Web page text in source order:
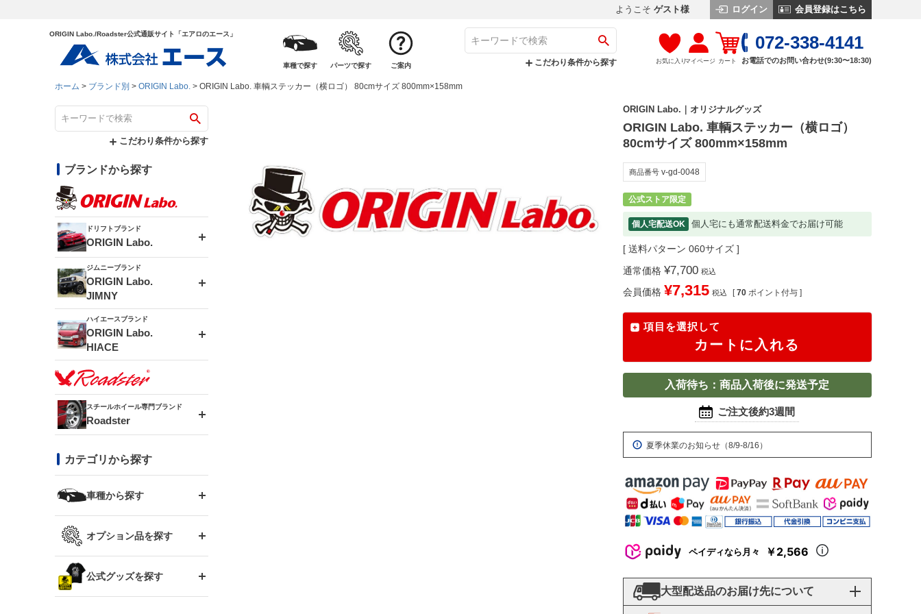
ようこそ ゲスト様 ログイン 会員登録はこちら
ORIGIN Labo./Roadster公式通販サイト「エアロのエース」
車種で探す パーツで探す ご案内 こだわり条件から探す お気に入りマイページ カート
072-338-4141
お電話でのお問い合わせ(9:30〜18:30)
ホーム ブランド別 ORIGIN Labo. ORIGIN Labo. 車輌ステッカー（横ロゴ） 80cmサイズ 800mm×158mm
こだわり条件から探す
ブランドから探す
ドリフトブランド
ORIGIN Labo.
エアロシリーズ
ドリフトライン
風神(180SX)
雷神(S15)
龍神(チェイサー)
レーシングライン
アタックライン
ストリームライン
スタイリッシュライン
フロントフェンダー
リアフェンダー
ブラッシュフェンダー
コンバットアイ
GTウイング
リアウイング
ルーフウイング
ボンネット
ジムニーブランド
ORIGIN Labo.
JIMNY
アルミホイール
MUD-ZEUS
アルミホイール
MUD-SR7
MUD-S7
ボンネット
フェンダー
サイドパーツ
ハイエースブランド
ORIGIN Labo.
HIACE
エアロシリーズ
LUX MODEL SP
LUX MODEL
RUGGER MODEL
GROUND MODEL
PHANTOM LIP
オーバーフェンダー
リアウイング
スムージングバンパー
ワイパーガード
内装パーツ
スチールホイール専門ブランド
Roadster
DAYTONA-RS
DAYTONA-RS NEO
まつど家 鉄漢
まつど家 鉄心
カテゴリから探す
車種から探す
トヨタ
シルビア S13
スズキ
オプション品を探す
GTウイング用ラダー
公式グッズを探す
ORIGIN Labo.｜オリジナルグッズ
ORIGIN Labo. 車輌ステッカー（横ロゴ）
80cmサイズ 800mm×158mm
商品番号 v-gd-0048
公式ストア限定
個人宅配送OK 個人宅にも通常配送料金でお届け可能
送料パターン 060サイズ
通常価格 ¥7,700 税込
会員価格 ¥7,315 税込 [ 70 ポイント付与 ]
項目を選択して
カートに入れる
入荷待ち：商品入荷後に発送予定
ご注文後約3週間
夏季休業のお知らせ（8/9-8/16）
ペイディなら月々 ￥2,566
大型配送品のお届け先について